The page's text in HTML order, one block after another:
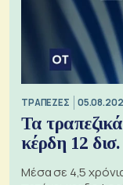
ΤΡΑΠΕΖΕΣ
Τα
κέρδη 12
Μέσα σε 4,5